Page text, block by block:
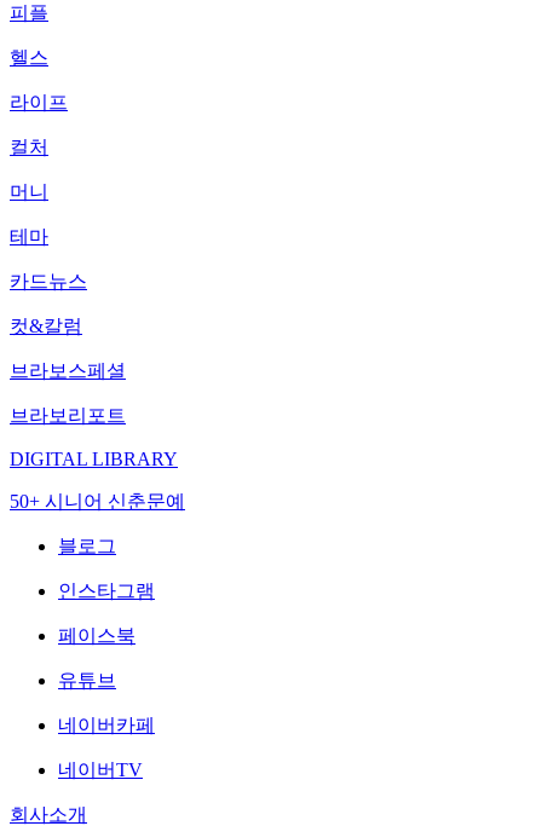
피플
헬스
라이프
컬처
머니
테마
카드뉴스
컷&칼럼
브라보스페셜
브라보리포트
DIGITAL LIBRARY
50+ 시니어 신춘문예
블로그
인스타그램
페이스북
유튜브
네이버카페
네이버TV
회사소개